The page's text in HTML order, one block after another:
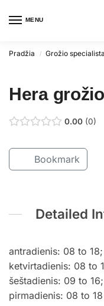
MENU
Pradžia / Grožio
Hera
0.00 0
Bookmark
Detailed
antradienis: 08 to
ketvirtadienis: 08 to
šeštadienis: 09 to
pirmadienis: 08 to 18